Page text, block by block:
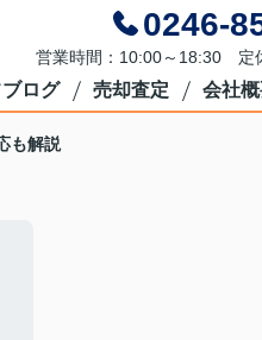
0246-
営業時間：10:00～18:30 定
ログ 売却査定 会社
も解説